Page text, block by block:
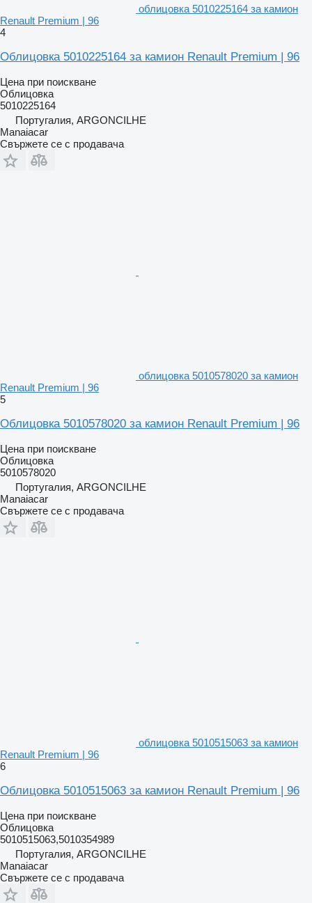
облицовка 5010225164 за камион
Renault Premium | 96
4
Облицовка 5010225164 за камион Renault Premium | 96
Цена при поискване
Облицовка
5010225164
Португалия, ARGONCILHE
Manaiacar
Свържете се с продавача
облицовка 5010578020 за камион
Renault Premium | 96
5
Облицовка 5010578020 за камион Renault Premium | 96
Цена при поискване
Облицовка
5010578020
Португалия, ARGONCILHE
Manaiacar
Свържете се с продавача
облицовка 5010515063 за камион
Renault Premium | 96
6
Облицовка 5010515063 за камион Renault Premium | 96
Цена при поискване
Облицовка
5010515063,5010354989
Португалия, ARGONCILHE
Manaiacar
Свържете се с продавача